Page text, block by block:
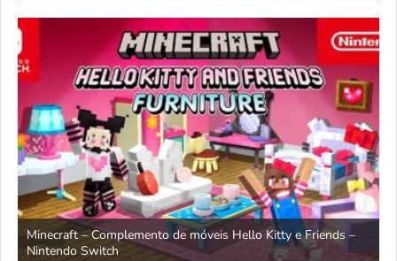
Minecraft – Complemento de móveis Hello Kitty e Friends –
Nintendo Switch